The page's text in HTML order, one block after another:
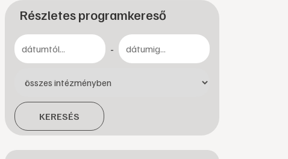
Részletes programkereső
-
KERESÉS